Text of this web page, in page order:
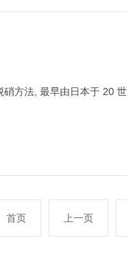
方法, 最早由日本于 20
首页 上一页